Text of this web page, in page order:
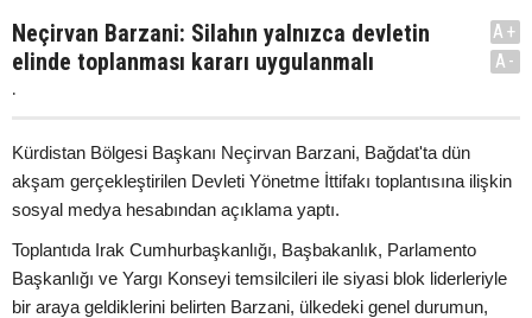
Neçirvan Barzani: Silahın yalnızca devletin
elinde toplanması kararı uygulanmalı
.
A+
A-
Kürdistan Bölgesi Başkanı Neçirvan Barzani, Bağdat'ta dün
akşam gerçekleştirilen Devleti Yönetme İttifakı toplantısına ilişkin
sosyal medya hesabından açıklama yaptı.
Toplantıda Irak Cumhurbaşkanlığı, Başbakanlık, Parlamento
Başkanlığı ve Yargı Konseyi temsilcileri ile siyasi blok liderleriyle
bir araya geldiklerini belirten Barzani, ülkedeki genel durumun,